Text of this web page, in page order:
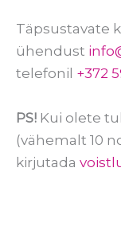
Täpsustavate
ühendust
telefonil +372
PS! Kui olete
(vähemalt 10
kirjutada